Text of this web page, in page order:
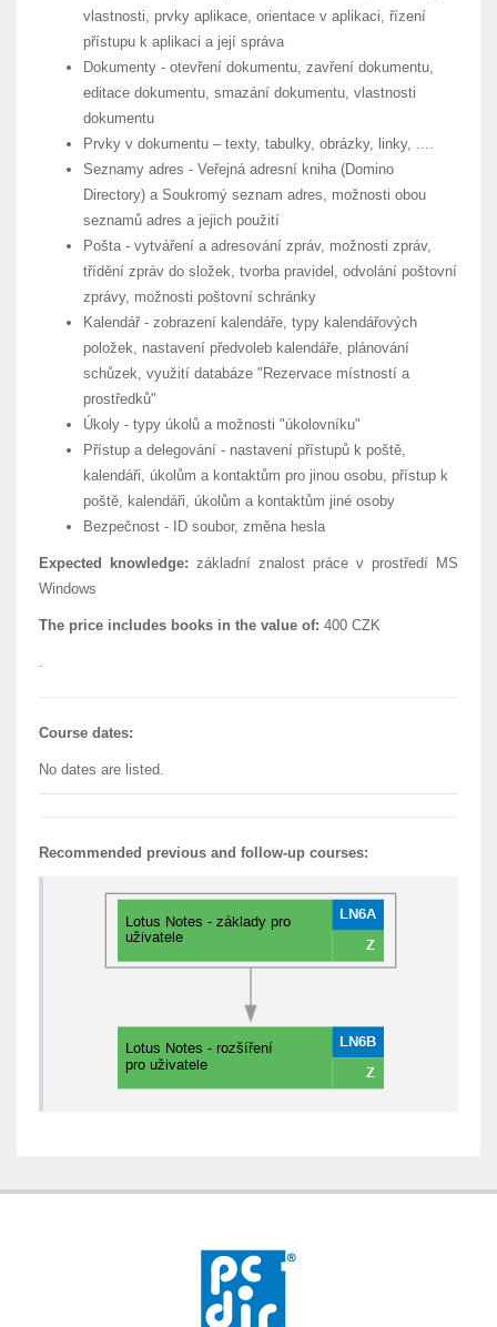
vlastnosti, prvky aplikace, orientace v aplikaci, řízení
přístupu k aplikaci a její správa
Dokumenty - otevření dokumentu, zavření dokumentu,
editace dokumentu, smazání dokumentu, vlastnosti
dokumentu
Prvky v dokumentu – texty, tabulky, obrázky, linky, ....
Seznamy adres - Veřejná adresní kniha (Domino
Directory) a Soukromý seznam adres, možnosti obou
seznamů adres a jejich použití
Pošta - vytváření a adresování zpráv, možnosti zpráv,
třídění zpráv do složek, tvorba pravidel, odvolání poštovní
zprávy, možnosti poštovní schránky
Kalendář - zobrazení kalendáře, typy kalendářových
položek, nastavení předvoleb kalendáře, plánování
schůzek, využití databáze "Rezervace místností a
prostředků"
Úkoly - typy úkolů a možnosti "úkolovníku"
Přístup a delegování - nastavení přístupů k poště,
kalendáři, úkolům a kontaktům pro jinou osobu, přístup k
poště, kalendáři, úkolům a kontaktům jiné osoby
Bezpečnost - ID soubor, změna hesla
Expected knowledge: základní znalost práce v prostředí MS
Windows
The price includes books in the value of: 400 CZK
.
Course dates:
No dates are listed.
Recommended previous and follow-up courses: